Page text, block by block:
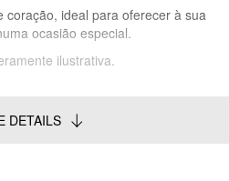
coração, ideal para oferecer à sua
ocasião especial.
ilustrativa.
DETAILS